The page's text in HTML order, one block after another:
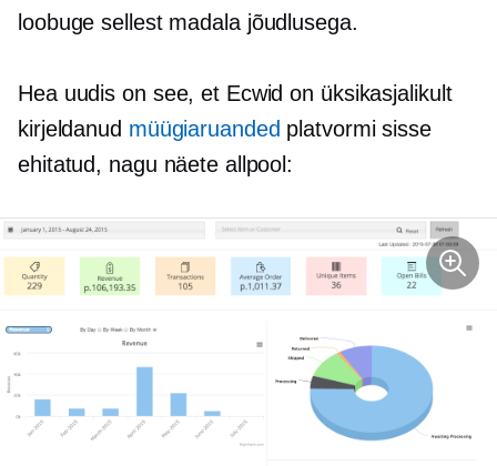
loobuge sellest madala jõudlusega.
Hea uudis on see, et Ecwid on üksikasjalikult
kirjeldanud müügiaruanded platvormi sisse
ehitatud, nagu näete allpool: